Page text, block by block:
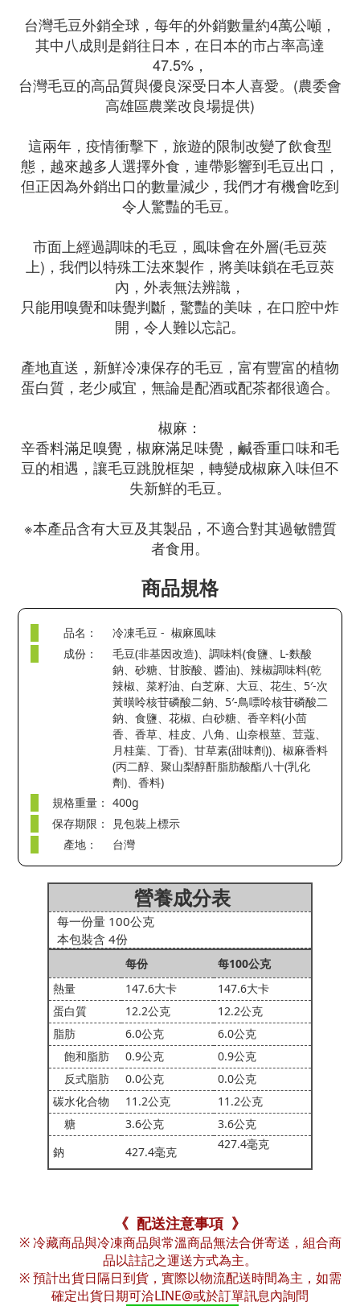
台灣毛豆外銷全球，每年的外銷數量約4萬公噸，
其中八成則是銷往日本，在日本的市占率高達
47.5%，
台灣毛豆的高品質與優良深受日本人喜愛。(農委會
高雄區農業改良場提供)
這兩年，疫情衝擊下，旅遊的限制改變了飲食型
態，越來越多人選擇外食，連帶影響到毛豆出口，
但正因為外銷出口的數量減少，我們才有機會吃到
令人驚豔的毛豆。
市面上經過調味的毛豆，風味會在外層(毛豆莢
上)，我們以特殊工法來製作，將美味鎖在毛豆莢
內，外表無法辨識，
只能用嗅覺和味覺判斷，驚豔的美味，在口腔中炸
開，令人難以忘記。
產地直送，新鮮冷凍保存的毛豆，富有豐富的植物
蛋白質，老少咸宜，無論是配酒或配茶都很適合。
椒麻：
辛香料滿足嗅覺，椒麻滿足味覺，鹹香重口味和毛
豆的相遇，讓毛豆跳脫框架，轉變成椒麻入味但不
失新鮮的毛豆。
※本產品含有大豆及其製品，不適合對其過敏體質
者食用。
商品規格
品名：
冷凍毛豆 - 椒麻風味
成份：
毛豆(非基因改造)、調味料(食鹽、L-麩酸
鈉、砂糖、甘胺酸、醬油)、辣椒調味料(乾
辣椒、菜籽油、白芝麻、大豆、花生、5′-次
黃曂呤核苷磷酸二鈉、5′-鳥嘌呤核苷磷酸二
鈉、食鹽、花椒、白砂糖、香辛料(小茴
香、香草、桂皮、八角、山奈根莖、荳蔻、
月桂葉、丁香)、甘草素(甜味劑))、椒麻香料
(丙二醇、聚山梨醇酐脂肪酸酯八十(乳化
劑)、香料)
規格重量： 400g
保存期限：
見包裝上標示
產地：
台灣
營養成分表
每一份量 100公克
本包裝含 4份
每份
每100公克
熱量
147.6大卡
147.6大卡
蛋白質
12.2公克
12.2公克
脂肪
6.0公克
6.0公克
飽和脂肪
0.9公克
0.9公克
反式脂肪
0.0公克
0.0公克
碳水化合物
11.2公克
11.2公克
糖
3.6公克
3.6公克
鈉
427.4毫克
427.4毫克
《 配送注意事項 》
※ 冷藏商品與冷凍商品與常溫商品無法合併寄送，組合商
品以註記之運送方式為主。
※ 預計出貨日隔日到貨，實際以物流配送時間為主，如需
確定出貨日期可洽LINE@或於訂單訊息內詢問